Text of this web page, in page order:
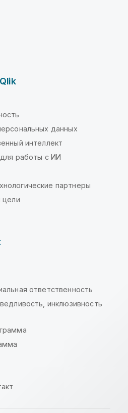
данных
интеллект
работы с ИИ
партнеры
цели
ответственность
инклюзивность